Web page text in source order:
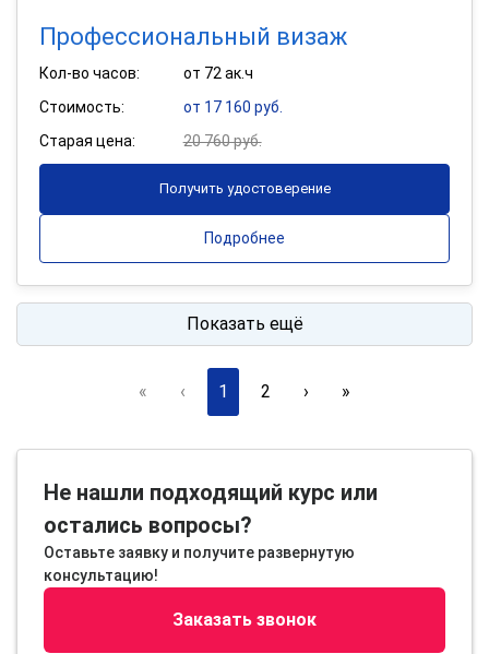
Профессиональный визаж
Кол-во часов:
от 72 ак.ч
Стоимость:
от 17 160 руб.
Старая цена:
20 760 руб.
Получить удостоверение
Подробнее
Показать ещё
« ‹ 1 2 › »
Не нашли подходящий курс или
остались вопросы?
Оставьте заявку и получите развернутую
консультацию!
Заказать звонок